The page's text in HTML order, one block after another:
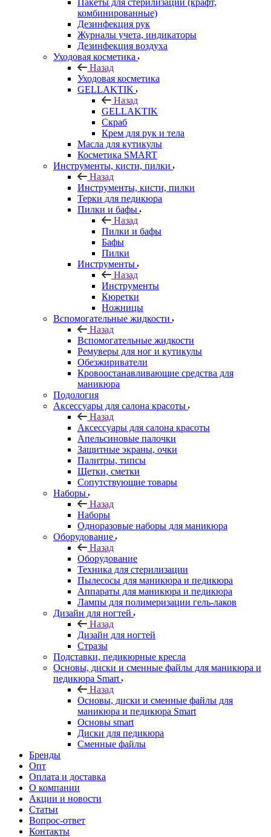
Пакеты для стерилизации (крафт,
комбинированные)
Дезинфекция рук
Журналы учета, индикаторы
Дезинфекция воздуха
Уходовая косметика
Назад
Уходовая косметика
GELLAKTIK
Назад
GELLAKTIK
Скраб
Крем для рук и тела
Масла для кутикулы
Косметика SMART
Инструменты, кисти, пилки
Назад
Инструменты, кисти, пилки
Терки для педикюра
Пилки и бафы
Назад
Пилки и бафы
Бафы
Пилки
Инструменты
Назад
Инструменты
Кюретки
Ножницы
Вспомогательные жидкости
Назад
Вспомогательные жидкости
Ремуверы для ног и кутикулы
Обезжириватели
Кровоостанавливающие средства для
маникюра
Подология
Аксессуары для салона красоты
Назад
Аксессуары для салона красоты
Апельсиновые палочки
Защитные экраны, очки
Палитры, типсы
Щетки, сметки
Сопутствующие товары
Наборы
Назад
Наборы
Одноразовые наборы для маникюра
Оборудование
Назад
Оборудование
Техника для стерилизации
Пылесосы для маникюра и педикюра
Аппараты для маникюра и педикюра
Лампы для полимеризации гель-лаков
Дизайн для ногтей
Назад
Дизайн для ногтей
Стразы
Подставки, педикюрные кресла
Основы, диски и сменные файлы для маникюра и
педикюра Smart
Назад
Основы, диски и сменные файлы для
маникюра и педикюра Smart
Основы smart
Диски для педикюра
Сменные файлы
Бренды
Опт
Оплата и доставка
О компании
Акции и новости
Статьи
Вопрос-ответ
Контакты